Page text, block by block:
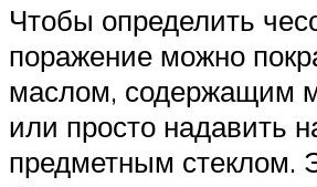
Чтобы определить
поражение можно
маслом, содержащим
или просто надавить
предметным стеклом.